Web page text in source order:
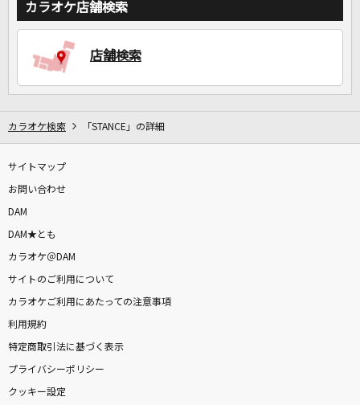
カラオケ店舗検索
店舗検索
カラオケ検索 「STANCE」の詳細
サイトマップ
お問い合わせ
DAM
DAM★とも
カラオケ＠DAM
サイトのご利用について
カラオケご利用にあたっての注意事項
利用規約
特定商取引法に基づく表示
プライバシーポリシー
クッキー設定